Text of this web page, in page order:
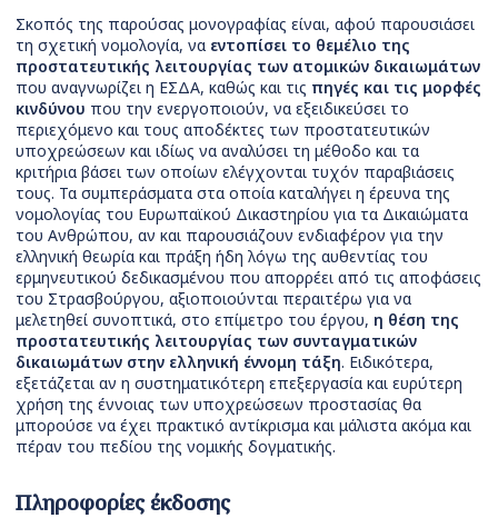
Σκοπός της παρούσας μονογραφίας είναι, αφού παρουσιάσει
τη σχετική νομολογία, να εντοπίσει το θεμέλιο της
προστατευτικής λειτουργίας των ατομικών δικαιωμάτων
που αναγνωρίζει η ΕΣΔΑ, καθώς και τις πηγές και τις μορφές
κινδύνου που την ενεργοποιούν, να εξειδικεύσει το
περιεχόμενο και τους αποδέκτες των προστατευτικών
υποχρεώσεων και ιδίως να αναλύσει τη μέθοδο και τα
κριτήρια βάσει των οποίων ελέγχονται τυχόν παραβιάσεις
τους. Τα συμπεράσματα στα οποία καταλήγει η έρευνα της
νομολογίας του Ευρωπαϊκού Δικαστηρίου για τα Δικαιώματα
του Ανθρώπου, αν και παρουσιάζουν ενδιαφέρον για την
ελληνική θεωρία και πράξη ήδη λόγω της αυθεντίας του
ερμηνευτικού δεδικασμένου που απορρέει από τις αποφάσεις
του Στρασβούργου, αξιοποιούνται περαιτέρω για να
μελετηθεί συνοπτικά, στο επίμετρο του έργου, η θέση της
προστατευτικής λειτουργίας των συνταγματικών
δικαιωμάτων στην ελληνική έννομη τάξη. Ειδικότερα,
εξετάζεται αν η συστηματικότερη επεξεργασία και ευρύτερη
χρήση της έννοιας των υποχρεώσεων προστασίας θα
μπορούσε να έχει πρακτικό αντίκρισμα και μάλιστα ακόμα και
πέραν του πεδίου της νομικής δογματικής.
Πληροφορίες έκδοσης